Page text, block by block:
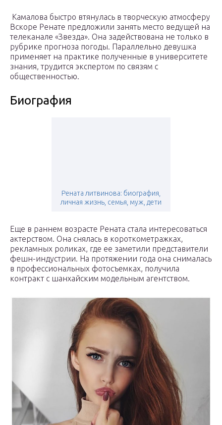
Камалова быстро втянулась в творческую атмосферу
Вскоре Ренате предложили занять место ведущей на
телеканале «Звезда». Она задействована не только в
рубрике прогноза погоды. Параллельно девушка
применяет на практике полученные в университете
знания, трудится экспертом по связям с
общественностью.
Биография
Рената литвинова: биография,
личная жизнь, семья, муж, дети
Еще в раннем возрасте Рената стала интересоваться
актерством. Она снялась в короткометражках,
рекламных роликах, где ее заметили представители
фешн-индустрии. На протяжении года она снималась
в профессиональных фотосъемках, получила
контракт с шанхайским модельным агентством.